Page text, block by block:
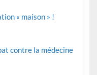
« maison » !
contre la médecine